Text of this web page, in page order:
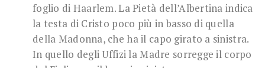
foglio di Haarlem. La Pietà dell’Albertina indica
la testa di Cristo poco più in basso di quella
della Madonna, che ha il capo girato a sinistra.
In quello degli Uffizi la Madre sorregge il corpo